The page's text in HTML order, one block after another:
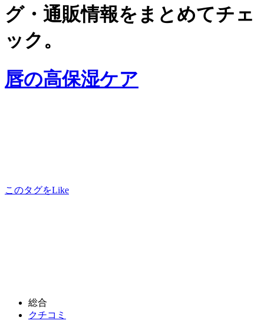
グ・通販情報をまとめてチェ
ック。
唇の高保湿ケア
このタグをLike
総合
クチコミ